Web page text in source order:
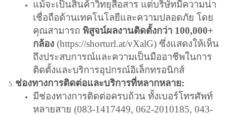
แม้จะเป็นสินค้าวิทยุสื่อสาร แต่บริษัทมีความน่า
เชื่อถือด้านเทคโนโลยีและความปลอดภัย โดย
คุณสามารถ พิสูจน์ผลงานติดตั้งกว่า 100,000+
กล้อง (https://shorturl.at/vXalG) ซึ่งแสดงให้เห็น
ถึงประสบการณ์และความเป็นมืออาชีพในการ
ติดตั้งและบริการอุปกรณ์อิเล็กทรอนิกส์
ช่องทางการติดต่อและบริการที่หลากหลาย:
มีช่องทางการติดต่อครบถ้วน ทั้งเบอร์โทรศัพท์
หลายสาย (083-1417449, 062-2010185, 043-